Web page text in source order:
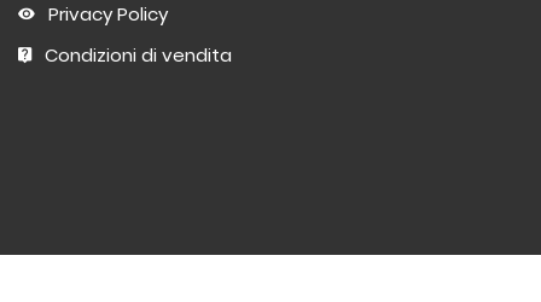
Privacy Policy
Condizioni di vendita